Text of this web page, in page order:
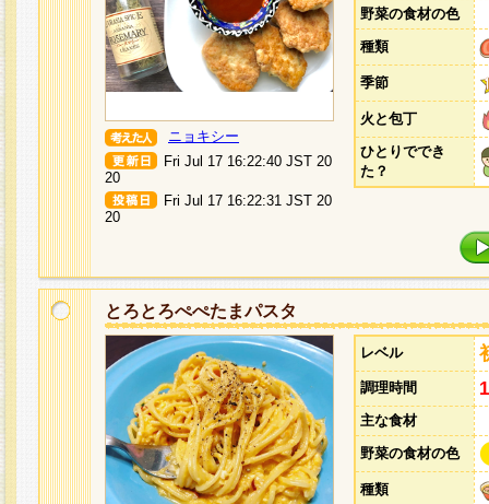
ニョキシー
Fri Jul 17 16:22:40 JST 20
20
Fri Jul 17 16:22:31 JST 20
20
野菜の食材の色
種類
季節
火と包丁
ひとりででき
た？
とろとろぺぺたまパスタ
レベル
調理時間
主な食材
野菜の食材の色
種類